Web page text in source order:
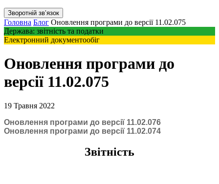
Зворотній звʼязок
Головна Блог Оновлення програми до версії 11.02.075
Держава: звітність та податки
Електронний документообіг
Оновлення програми до
версії 11.02.075
19 Травня 2022
Оновлення програми до версії 11.02.076
Оновлення програми до версії 11.02.074
Звітність